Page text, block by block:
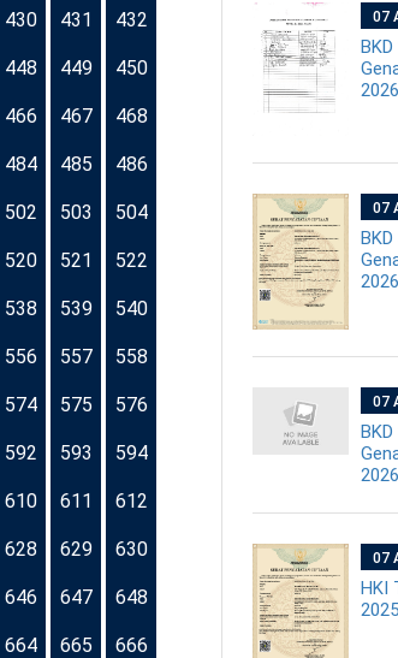
430 431 432
448 449 450
466 467 468
484 485 486
502 503 504
520 521 522
538 539 540
556 557 558
574 575 576
592 593 594
610 611 612
628 629 630
646 647 648
664 665 666
07
07
07
07
HKI